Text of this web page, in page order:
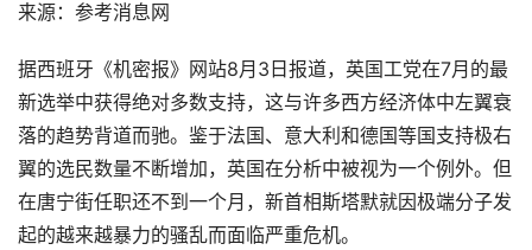
来源：参考消息网
据西班牙《机密报》网站8月3日报道，英国工党在7月的最
新选举中获得绝对多数支持，这与许多西方经济体中左翼衰
落的趋势背道而驰。鉴于法国、意大利和德国等国支持极右
翼的选民数量不断增加，英国在分析中被视为一个例外。但
在唐宁街任职还不到一个月，新首相斯塔默就因极端分子发
起的越来越暴力的骚乱而面临严重危机。